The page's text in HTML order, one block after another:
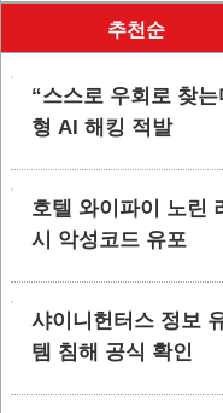
추천순
“스스로 우회로 찾
형 AI 해킹 적발
호텔 와이파이 노린
시 악성코드 유포
샤이니헌터스 정보
템 침해 공식 확인